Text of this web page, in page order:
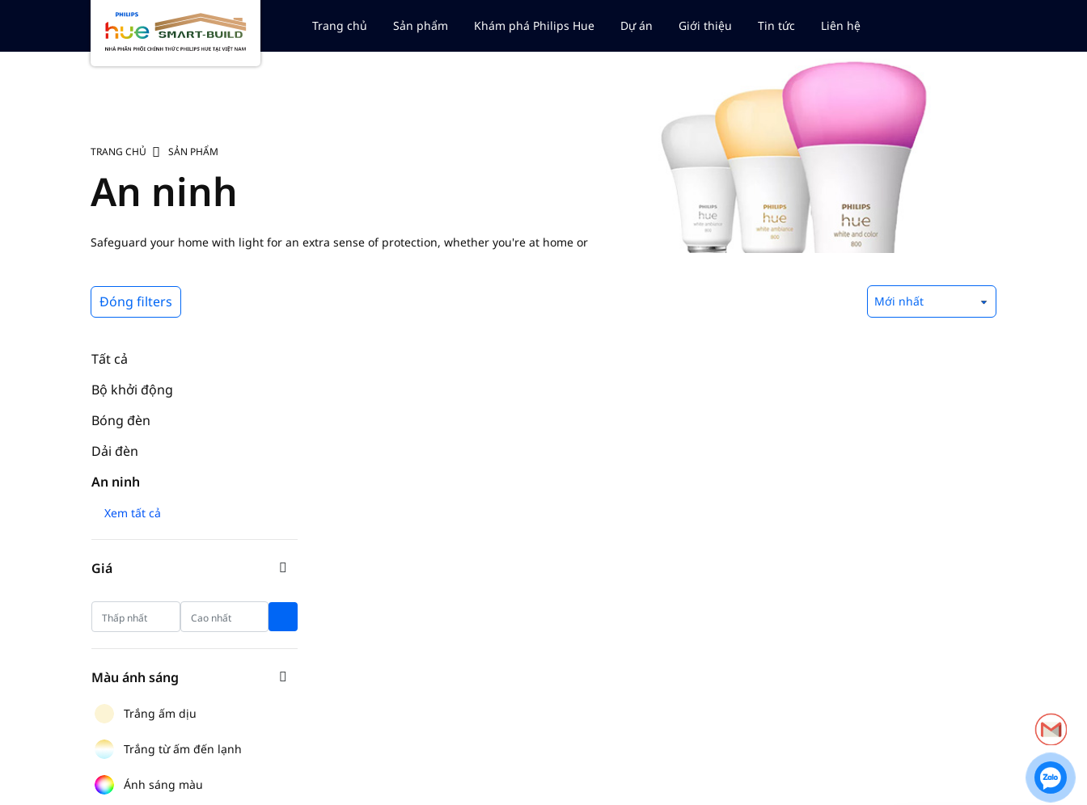
Trang chủ Sản phẩm Khám phá Philips Hue Dự án Giới thiệu Tin tức Liên hệ
TRANG CHỦ SẢN PHẨM
An ninh
Safeguard your home with light for an extra sense of protection, whether you're at home or
Đóng filters
Tất cả
Bộ khởi động
Bóng đèn
Dải đèn
An ninh
Xem tất cả
Giá
Màu ánh sáng
Trắng ấm dịu
Trắng từ ấm đến lạnh
Ánh sáng màu